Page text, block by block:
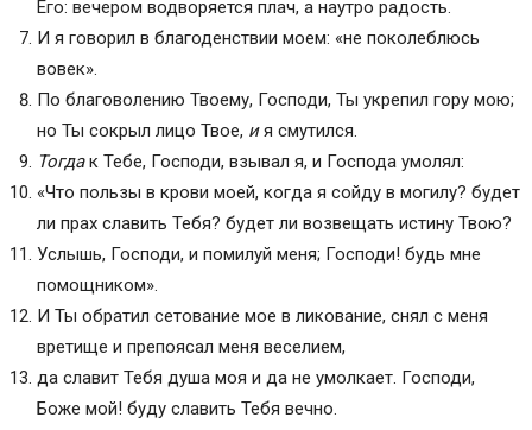
Его: вечером водворяется плач, а наутро радость.
И я говорил в благоденствии моем: «не поколеблюсь
вовек».
По благоволению Твоему, Господи, Ты укрепил гору мою;
но Ты сокрыл лицо Твое, ия смутился.
Тогдак Тебе, Господи, взывал я, и Господа умолял:
«Что пользы в крови моей, когда я сойду в могилу? будет
ли прах славить Тебя? будет ли возвещать истину Твою?
Услышь, Господи, и помилуй меня; Господи! будь мне
помощником».
И Ты обратил сетование мое в ликование, снял с меня
вретище и препоясал меня веселием,
да славит Тебя душа моя и да не умолкает. Господи,
Боже мой! буду славить Тебя вечно.